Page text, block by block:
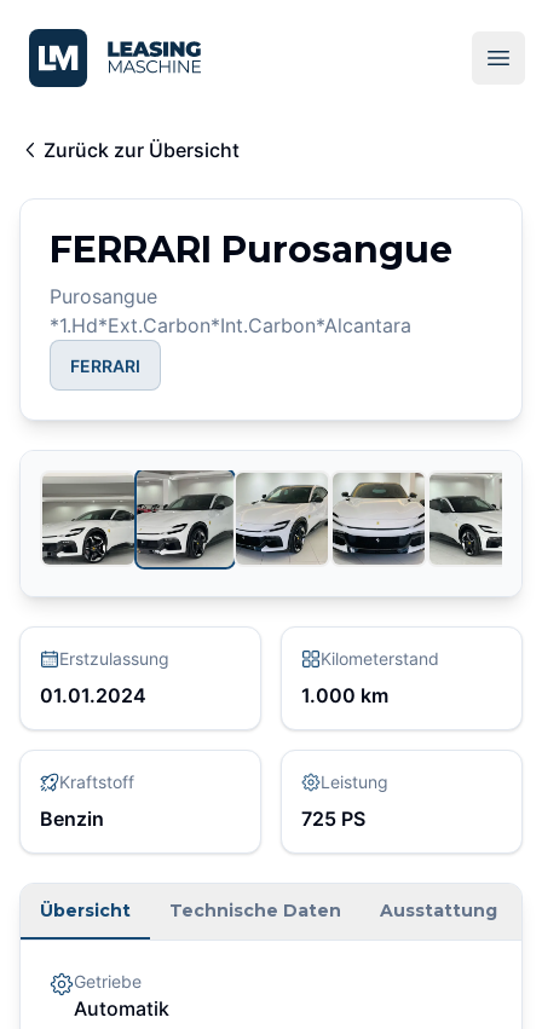
LeasingMaschine
Zurück zur Übersicht
FERRARI Purosangue
Purosangue
*1.Hd*Ext.Carbon*Int.Carbon*Alcantara
FERRARI
Erstzulassung
01.01.2024
Kilometerstand
1.000 km
Kraftstoff
Benzin
Leistung
725 PS
Übersicht Technische Daten Ausstattung
Getriebe
Automatik